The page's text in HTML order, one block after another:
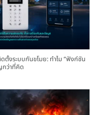
ตั้งระบบกันขโมย: ทำไม “ฟังก์ชัน
กว่าที่คิด